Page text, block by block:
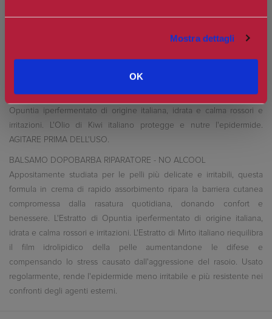
Mostra dettagli
OK
AUTHENTIC ITALIAN STYLE.
Specifica per pelli sensibili, assicura: risultato impeccabile e
aderenza perfetta per l'intera durata della rasatura. L'Estratto di
Opuntia iperfermentato di origine italiana, idrata e calma rossori e
irritazioni. L'Olio di Kiwi italiano protegge e nutre l'epidermide.
AGITARE PRIMA DELL'USO.
BALSAMO DOPOBARBA RIPARATORE - NO ALCOOL
Appositamente studiata per le pelli più delicate e irritabili, questa
formula in crema di rapido assorbimento ripara la barriera cutanea
compromessa dalla rasatura quotidiana, donando confort e
benessere. L'Estratto di Opuntia iperfermentato di origine italiana,
idrata e calma rossori e irritazioni. L'Estratto di Mirto italiano riequilibra
il film idrolipidico della pelle aumentandone le difese e
compensando lo stress causato dall'aggressione del rasoio. Usato
regolarmente, rende l'epidermide meno irritabile e più resistente nei
confronti degli agenti esterni.